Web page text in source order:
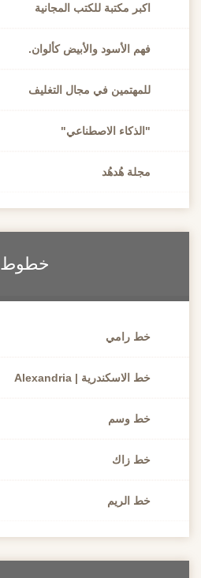
اكبر مكتبة للكتب المجانية
فهم الأسود والأبيض كألوان.
للمهتمين في مجال التغليف
"الذكاء الاصطناعي"
مجلة هُدهُد
خطوط
خط رامي
خط الاسكندرية | Alexandria
خط وسم
خط زاك
خط الريم